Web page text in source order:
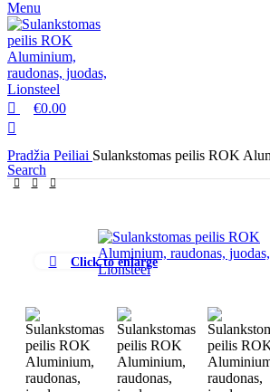
Menu
€0.00
Search
Pradžia Peiliai Sulankstomas peilis ROK
Click to enlarge